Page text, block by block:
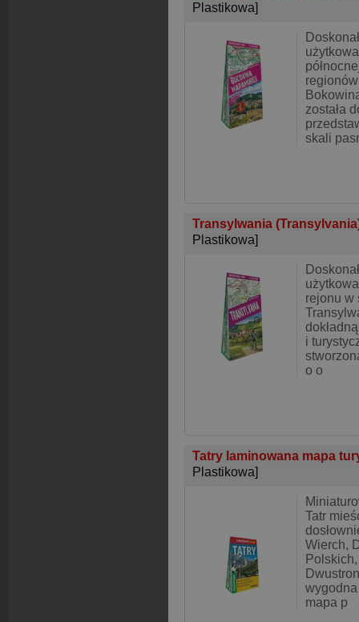
Plastikowa]
została
skali
Transylwania
Plastikowa]
rejonu w
i
o o
Tatry laminowana mapa
Plastikowa]
Tatr
Wierch,
wygodna
mapa p